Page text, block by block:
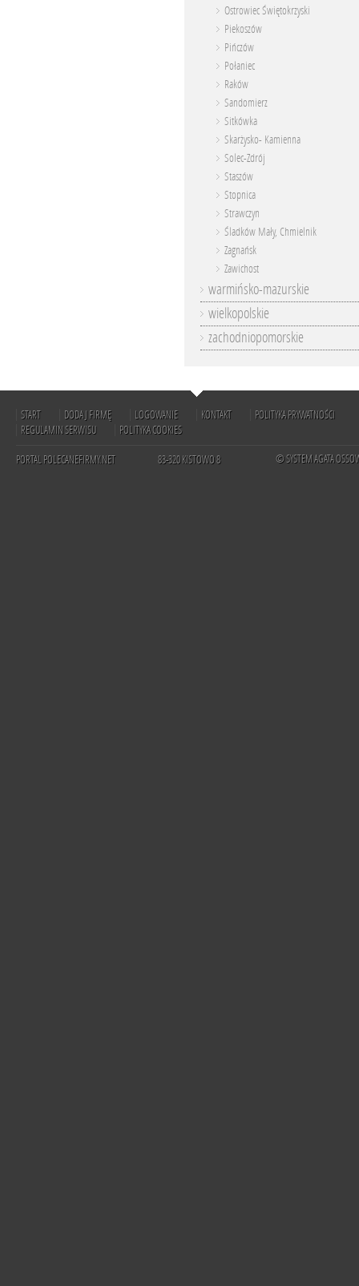
Ostrowiec Świętokrzyski
Piekoszów
Pińczów
Połaniec
Raków
Sandomierz
Sitkówka
Skarżysko- Kamienna
Solec-Zdrój
Staszów
Stopnica
Strawczyn
Śladków Mały, Chmielnik
Zagnańsk
Zawichost
warmińsko-mazurskie
wielkopolskie
zachodniopomorskie
START DODAJ FIRMĘ LOGOWANIE KONTAKT
POLITYKA PRYWATNOŚCI
REGULAMIN SERWISU
POLITYKA COOKIES
PORTAL POLECANEFIRMY.NET 83-320 KISTOWO 8 © SYSTEM AGATA